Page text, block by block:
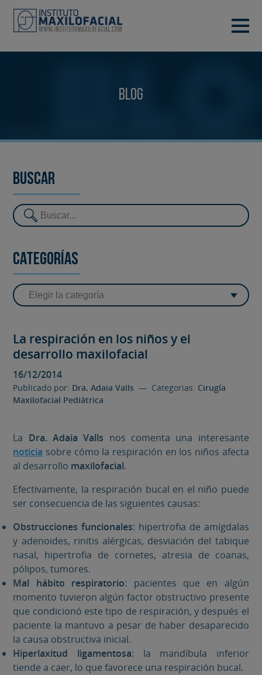
Blog
Buscar
Categorías
La respiración en los niños y el
desarrollo maxilofacial
16/12/2014
Publicado por: Dra. Adaia Valls — Categorias: Cirugía
Maxilofacial Pediátrica
La Dra. Adaia Valls nos comenta una interesante
noticia sobre cómo la respiración en los niños afecta
al desarrollo maxilofacial.
Efectivamente, la respiración bucal en el niño puede
ser consecuencia de las siguientes causas:
Obstrucciones funcionales: hipertrofia de amígdalas
y adenoides, rinitis alérgicas, desviación del tabique
nasal, hipertrofia de cornetes, atresia de coanas,
pólipos, tumores.
Mal hábito respiratorio: pacientes que en algún
momento tuvieron algún factor obstructivo presente
que condicionó este tipo de respiración, y después el
paciente la mantuvo a pesar de haber desaparecido
la causa obstructiva inicial.
Hiperlaxitud ligamentosa: la mandíbula inferior
tiende a caer, lo que favorece una respiración bucal.